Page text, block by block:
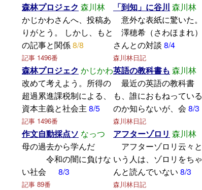
森林プロジェク 森川林
かじかわさんへ、投稿あ
りがとう。 しかし、もと
の記事と関係8/8
記事 1496番
森林プロジェク かじかわ
改めて考えよう。所得の
超過累進課税制による、
資本主義と社会主 8/5
記事 1496番
作文自動採点ソ なっつ
母の過去から学んだ
令和の闇に負けな
い社会
8/3
記事 89番
「到知」に谷川 森川林
意外な表紙に驚いた。
澤穂希（さわほまれ）
さんとの対談 8/4
森川林日記
英語の教科書も 森川林
最近の英語の教科書
も、誰におもねっている
のか知らないが、会 8/3
森川林日記
アフターゾロリ 森川林
アフターゾロリ云々と
いう人は、ゾロリをちゃ
んと読んでいない 8/3
森川林日記